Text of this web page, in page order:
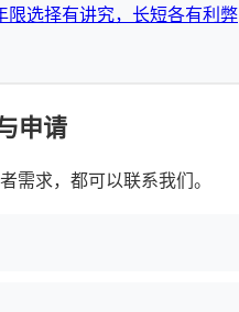
限选择有讲究，长短各有利弊
申请
需求，都可以联系我们。